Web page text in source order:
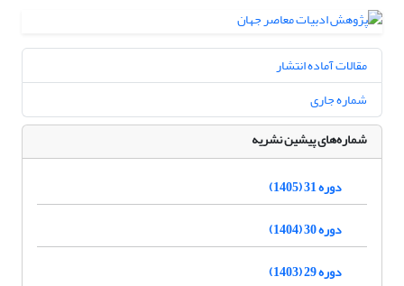
مقالات آماده انتشار
شماره جاری
شماره‌های پیشین نشریه
دوره 31 (1405)
دوره 30 (1404)
دوره 29 (1403)